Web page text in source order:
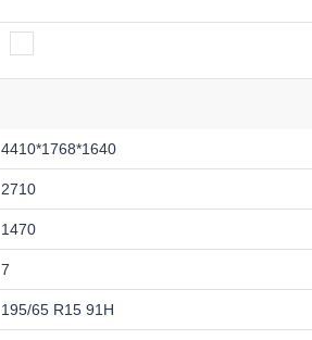
4410*1768*1640
2710
1470
7
195/65 R15 91H